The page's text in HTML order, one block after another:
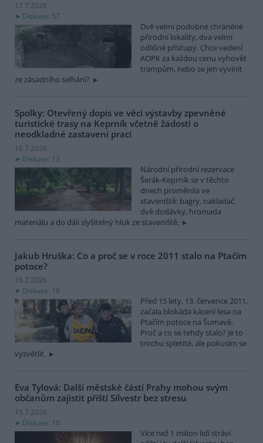
17.7.2026
Diskuse: 57
Dvě velmi podobné chráněné
přírodní lokality, dva velmi
odlišné přístupy. Chce vedení
AOPK za každou cenu vyhovět
trampům, nebo se jen vyvinit
ze zásadního selhání?
Spolky: Otevřený dopis ve věci výstavby zpevněné
turistické trasy na Keprník včetně žádosti o
neodkladné zastavení prací
16.7.2026
Diskuse: 13
Národní přírodní rezervace
Šerák-Keprník se v těchto
dnech proměnila ve
staveniště: bagry, nakladač,
dvě dodávky, hromada
materiálu a do dáli slyšitelný hluk ze staveniště.
Jakub Hruška: Co a proč se v roce 2011 stalo na Ptačím
potoce?
16.7.2026
Diskuse: 18
Před 15 lety, 13. července 2011,
začala blokáda kácení lesa na
Ptačím potoce na Šumavě.
Proč a co se tehdy stalo? Je to
trochu spletité, ale pokusím se
vysvětlit.
Eva Tylová: Další městské částí Prahy mohou svým
občanům zajistit příští Silvestr bez stresu
15.7.2026
Diskuse: 10
Více než 1 milion lidí stráví